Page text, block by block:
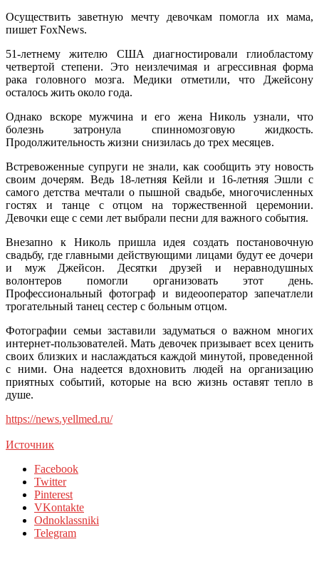
Осуществить заветную мечту девочкам помогла их мама,
пишет FoxNews.
51-летнему жителю США диагностировали глиобластому
четвертой степени. Это неизлечимая и агрессивная форма
рака головного мозга. Медики отметили, что Джейсону
осталось жить около года.
Однако вскоре мужчина и его жена Николь узнали, что
болезнь затронула спинномозговую жидкость.
Продолжительность жизни снизилась до трех месяцев.
Встревоженные супруги не знали, как сообщить эту новость
своим дочерям. Ведь 18-летняя Кейли и 16-летняя Эшли с
самого детства мечтали о пышной свадьбе, многочисленных
гостях и танце с отцом на торжественной церемонии.
Девочки еще с семи лет выбрали песни для важного события.
Внезапно к Николь пришла идея создать постановочную
свадьбу, где главными действующими лицами будут ее дочери
и муж Джейсон. Десятки друзей и неравнодушных
волонтеров помогли организовать этот день.
Профессиональный фотограф и видеооператор запечатлели
трогательный танец сестер с больным отцом.
Фотографии семьи заставили задуматься о важном многих
интернет-пользователей. Мать девочек призывает всех ценить
своих близких и наслаждаться каждой минутой, проведенной
с ними. Она надеется вдохновить людей на организацию
приятных событий, которые на всю жизнь оставят тепло в
душе.
https://news.yellmed.ru/
Источник
Facebook
Twitter
Pinterest
VKontakte
Odnoklassniki
Telegram